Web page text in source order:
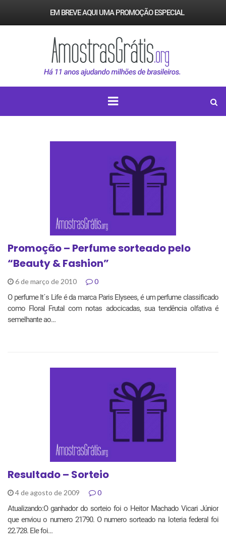
EM BREVE AQUI UMA PROMOÇÃO ESPECIAL
Promoção – Perfume sorteado pelo
“Beauty & Fashion”
6 de março de 2010 0
O perfume It´s Life é da marca Paris Elysees, é um perfume classificado
como Floral Frutal com notas adocicadas, sua tendência olfativa é
semelhante ao…
Resultado – Sorteio
4 de agosto de 2009 0
Atualizando:O ganhador do sorteio foi o Heitor Machado Vicari Júnior
que enviou o numero 21790. O numero sorteado na loteria federal foi
22.728. Ele foi…